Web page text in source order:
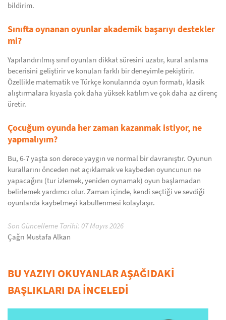
bildirim.
Sınıfta oynanan oyunlar akademik başarıyı destekler
mi?
Yapılandırılmış sınıf oyunları dikkat süresini uzatır, kural anlama
becerisini geliştirir ve konuları farklı bir deneyimle pekiştirir.
Özellikle matematik ve Türkçe konularında oyun formatı, klasik
alıştırmalara kıyasla çok daha yüksek katılım ve çok daha az direnç
üretir.
Çocuğum oyunda her zaman kazanmak istiyor, ne
yapmalıyım?
Bu, 6-7 yaşta son derece yaygın ve normal bir davranıştır. Oyunun
kurallarını önceden net açıklamak ve kaybeden oyuncunun ne
yapacağını (tur izlemek, yeniden oynamak) oyun başlamadan
belirlemek yardımcı olur. Zaman içinde, kendi seçtiği ve sevdiği
oyunlarda kaybetmeyi kabullenmesi kolaylaşır.
Son Güncelleme Tarihi: 07 Mayıs 2026
Çağrı Mustafa Alkan
BU YAZIYI OKUYANLAR AŞAĞIDAKİ
BAŞLIKLARI DA İNCELEDİ